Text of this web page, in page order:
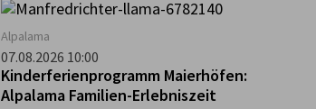
Alpalama
07.08.2026 10:00
Kinderferienprogramm Maierhöfen:
Alpalama Familien-Erlebniszeit